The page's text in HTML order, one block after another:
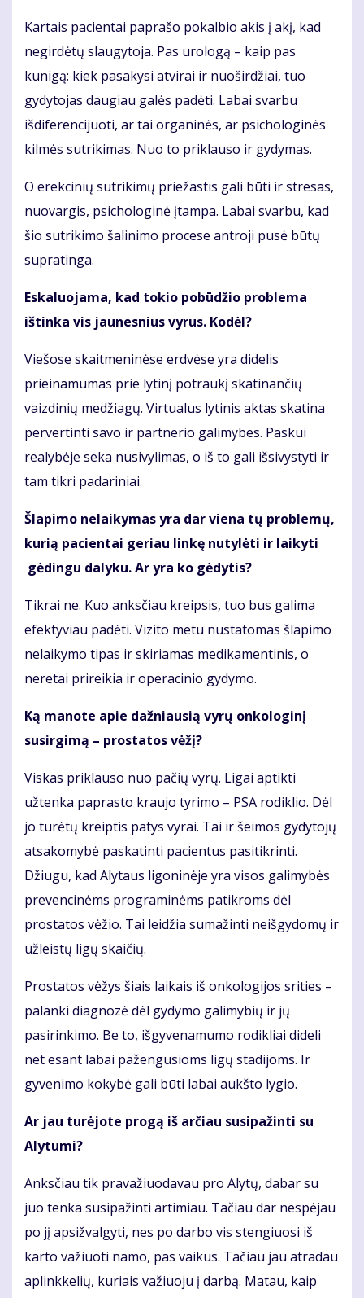
Kartais pacientai paprašo pokalbio akis į akį, kad
negirdėtų slaugytoja. Pas urologą – kaip pas
kunigą: kiek pasakysi atvirai ir nuoširdžiai, tuo
gydytojas daugiau galės padėti. Labai svarbu
išdiferencijuoti, ar tai organinės, ar psichologinės
kilmės sutrikimas. Nuo to priklauso ir gydymas.
O erekcinių sutrikimų priežastis gali būti ir stresas,
nuovargis, psichologinė įtampa. Labai svarbu, kad
šio sutrikimo šalinimo procese antroji pusė būtų
supratinga.
Eskaluojama, kad tokio pobūdžio problema
ištinka vis jaunesnius vyrus. Kodėl?
Viešose skaitmeninėse erdvėse yra didelis
prieinamumas prie lytinį potraukį skatinančių
vaizdinių medžiagų. Virtualus lytinis aktas skatina
pervertinti savo ir partnerio galimybes. Paskui
realybėje seka nusivylimas, o iš to gali išsivystyti ir
tam tikri padariniai.
Šlapimo nelaikymas yra dar viena tų problemų,
kurią pacientai geriau linkę nutylėti ir laikyti
gėdingu dalyku. Ar yra ko gėdytis?
Tikrai ne. Kuo anksčiau kreipsis, tuo bus galima
efektyviau padėti. Vizito metu nustatomas šlapimo
nelaikymo tipas ir skiriamas medikamentinis, o
neretai prireikia ir operacinio gydymo.
Ką manote apie dažniausią vyrų onkologinį
susirgimą – prostatos vėžį?
Viskas priklauso nuo pačių vyrų. Ligai aptikti
užtenka paprasto kraujo tyrimo – PSA rodiklio. Dėl
jo turėtų kreiptis patys vyrai. Tai ir šeimos gydytojų
atsakomybė paskatinti pacientus pasitikrinti.
Džiugu, kad Alytaus ligoninėje yra visos galimybės
prevencinėms programinėms patikroms dėl
prostatos vėžio. Tai leidžia sumažinti neišgydomų ir
užleistų ligų skaičių.
Prostatos vėžys šiais laikais iš onkologijos srities –
palanki diagnozė dėl gydymo galimybių ir jų
pasirinkimo. Be to, išgyvenamumo rodikliai dideli
net esant labai pažengusioms ligų stadijoms. Ir
gyvenimo kokybė gali būti labai aukšto lygio.
Ar jau turėjote progą iš arčiau susipažinti su
Alytumi?
Anksčiau tik pravažiuodavau pro Alytų, dabar su
juo tenka susipažinti artimiau. Tačiau dar nespėjau
po jį apsižvalgyti, nes po darbo vis stengiuosi iš
karto važiuoti namo, pas vaikus. Tačiau jau atradau
aplinkkelių, kuriais važiuoju į darbą. Matau, kaip